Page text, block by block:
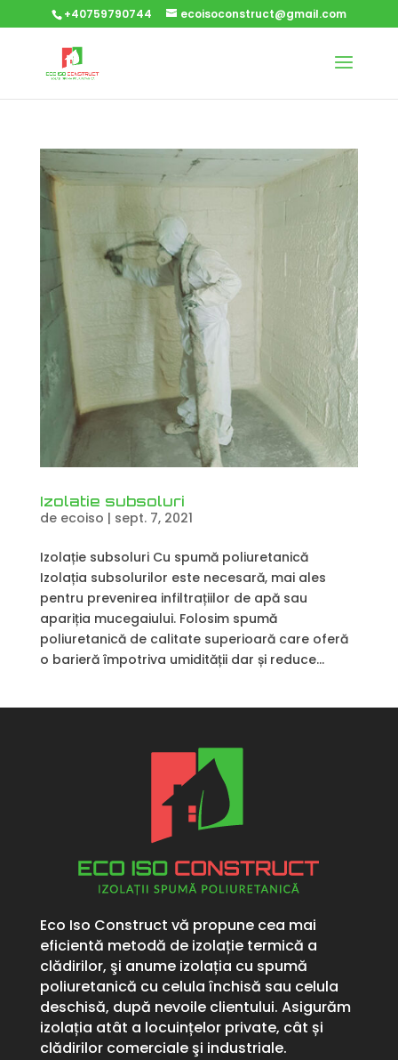
+40759790744 ecoisoconstruct@gmail.com
Izolatie subsoluri
de ecoiso | sept. 7, 2021
Izolație subsoluri Cu spumă poliuretanică
Izolația subsolurilor este necesară, mai ales
pentru prevenirea infiltrațiilor de apă sau
apariția mucegaiului. Folosim spumă
poliuretanică de calitate superioară care oferă
o barieră împotriva umidității dar și reduce...
Eco Iso Construct vă propune cea mai
eficientă metodă de izolație termică a
clădirilor, şi anume izolația cu spumă
poliuretanică cu celula închisă sau celula
deschisă, după nevoile clientului. Asigurăm
izolația atât a locuințelor private, cât și
clădirilor comerciale şi industriale.